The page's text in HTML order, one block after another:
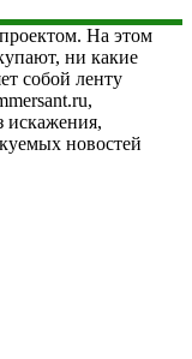
На этом
ни какие
собой ленту
искажения,
новостей